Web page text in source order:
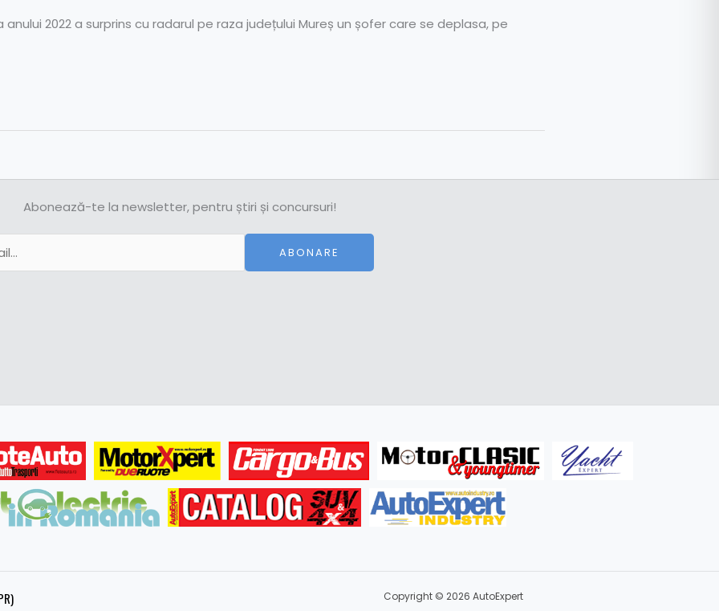
2022 a surprins cu radarul pe raza județului Mureș un șofer care se deplasa, pe
Abonează-te la newsletter, pentru știri și concursuri!
ABONARE
Copyright © 2026 AutoExpert